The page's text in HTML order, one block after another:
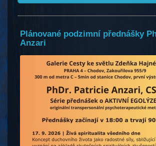
Plánované podzimní přednášky
Anzari